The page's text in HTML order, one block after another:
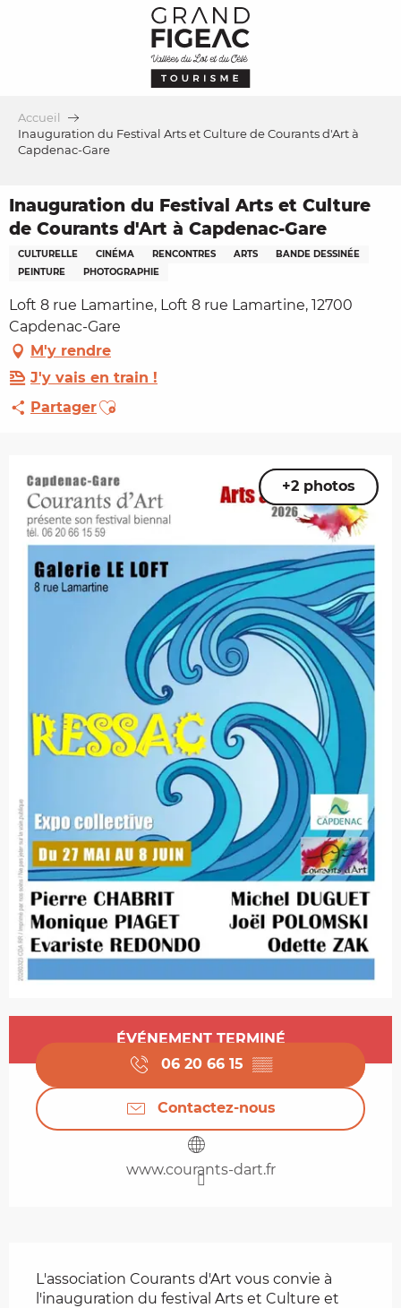
Accueil
Inauguration du Festival Arts et Culture de Courants d'Art à
Capdenac-Gare
Inauguration du Festival Arts et Culture
de Courants d'Art à Capdenac-Gare
CULTURELLE CINÉMA RENCONTRES ARTS
BANDE DESSINÉE
PEINTURE
PHOTOGRAPHIE
Loft 8 rue Lamartine, Loft 8 rue Lamartine, 12700
Capdenac-Gare
M'y rendre
J'y vais en train !
PartagerAjouter aux favoris
+2 photos
Ouverture et coordonnées
ÉVÉNEMENT TERMINÉ
06 20 66 15 ▒▒
Contactez-nous
www.courants-dart.fr
L'association Courants d'Art vous convie à
l'inauguration du festival Arts et Culture et